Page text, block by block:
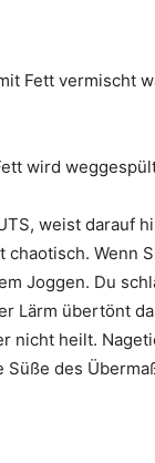
Fett vermischt
wird
weist darauf
Wenn
Joggen. Du
Lärm übertönt
nicht heilt.
des